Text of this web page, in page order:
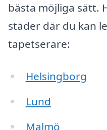
bästa möjliga sätt.
städer där du kan
tapetserare:
Helsingborg
Lund
Malmö